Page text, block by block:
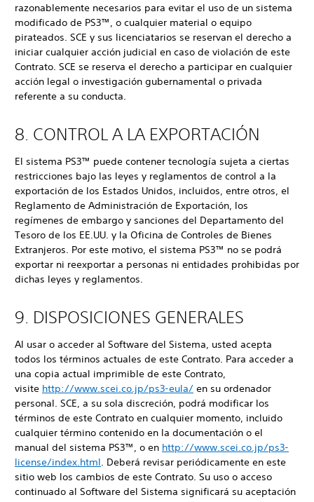
razonablemente necesarios para evitar el uso de un sistema
modificado de PS3™, o cualquier material o equipo
pirateados. SCE y sus licenciatarios se reservan el derecho a
iniciar cualquier acción judicial en caso de violación de este
Contrato. SCE se reserva el derecho a participar en cualquier
acción legal o investigación gubernamental o privada
referente a su conducta.
8. CONTROL A LA EXPORTACIÓN
El sistema PS3™ puede contener tecnología sujeta a ciertas
restricciones bajo las leyes y reglamentos de control a la
exportación de los Estados Unidos, incluidos, entre otros, el
Reglamento de Administración de Exportación, los
regímenes de embargo y sanciones del Departamento del
Tesoro de los EE.UU. y la Oficina de Controles de Bienes
Extranjeros. Por este motivo, el sistema PS3™ no se podrá
exportar ni reexportar a personas ni entidades prohibidas por
dichas leyes y reglamentos.
9. DISPOSICIONES GENERALES
Al usar o acceder al Software del Sistema, usted acepta
todos los términos actuales de este Contrato. Para acceder a
una copia actual imprimible de este Contrato,
visite http://www.scei.co.jp/ps3-eula/ en su ordenador
personal. SCE, a su sola discreción, podrá modificar los
términos de este Contrato en cualquier momento, incluido
cualquier término contenido en la documentación o el
manual del sistema PS3™, o en http://www.scei.co.jp/ps3-
license/index.html. Deberá revisar periódicamente en este
sitio web los cambios de este Contrato. Su uso o acceso
continuado al Software del Sistema significará su aceptación